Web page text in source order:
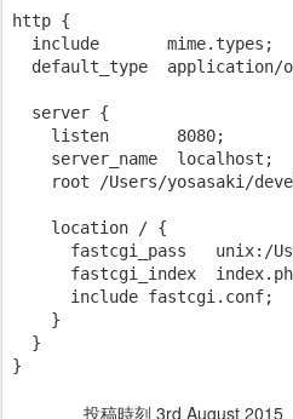
http {
  include       mime.types;
default_type  application/
  server {
    listen       8080;
    server_name  localhost;
root /Users/yosasaki/
    location / {
fastcgi_pass   unix:/
fastcgi_index
      include fastcgi.conf;
    }
  }
投稿時刻 3rd August 2015